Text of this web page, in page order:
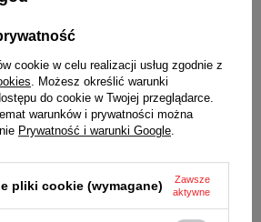
typu slim, pokryta odporną
w kolorze żółtego złota
kontrastowe czarne cyfry i
cookie w celu realizacji usług zgodnie z
. Możesz określić warunki
do cookie w Twojej przeglądarce.
warunków i prywatności można
Prywatność i warunki Google
pliki cookie (wymagane)
Zawsze
aktywne